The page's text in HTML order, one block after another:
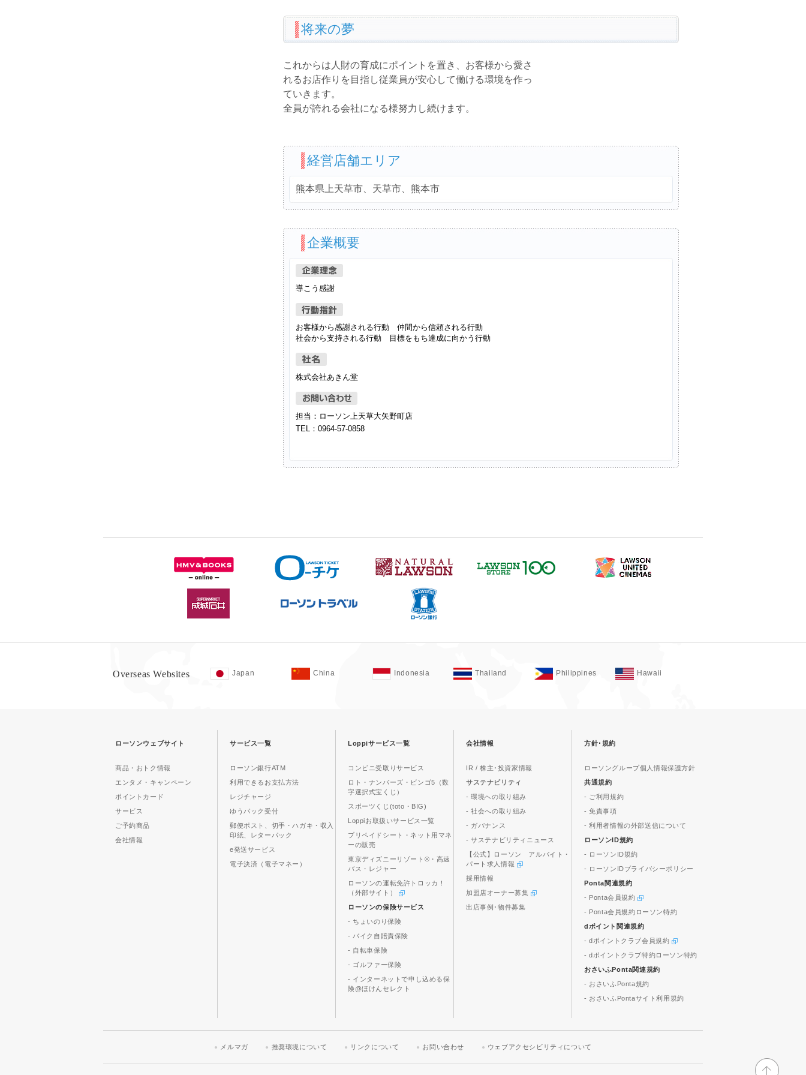
将来の夢
これからは人財の育成にポイントを置き、お客様から愛さ
れるお店作りを目指し従業員が安心して働ける環境を作っ
ていきます。
全員が誇れる会社になる様努力し続けます。
経営店舗エリア
熊本県上天草市、天草市、熊本市
企業概要
導こう感謝
お客様から感謝される行動 仲間から信頼される行動
社会から支持される行動 目標をもち達成に向かう行動
株式会社あきん堂
担当：ローソン上天草大矢野町店
TEL：0964-57-0858
Overseas Websites Japan China Indonesia Thailand Philippines Hawaii
ローソンウェブサイト
商品・おトク情報
エンタメ・キャンペーン
ポイントカード
サービス
ご予約商品
会社情報
サービス一覧
ローソン銀行ATM
利用できるお支払方法
レジチャージ
ゆうパック受付
郵便ポスト、切手・ハガキ・収入
印紙、レターパック
e発送サービス
電子決済（電子マネー）
Loppiサービス一覧
コンビニ受取りサービス
ロト・ナンバーズ・ビンゴ5（数
字選択式宝くじ）
スポーツくじ(toto・BIG)
Loppiお取扱いサービス一覧
プリペイドシート・ネット用マネ
ーの販売
東京ディズニーリゾート®・高速
バス・レジャー
ローソンの運転免許トロッカ！
（外部サイト）
ローソンの保険サービス
- ちょいのり保険
- バイク自賠責保険
- 自転車保険
- ゴルファー保険
- インターネットで申し込める保
険@ほけんセレクト
会社情報
IR / 株主･投資家情報
サステナビリティ
- 環境への取り組み
- 社会への取り組み
- ガバナンス
- サステナビリティニュース
【公式】ローソン アルバイト・
パート求人情報
採用情報
加盟店オーナー募集
出店事例･物件募集
方針･規約
ローソングループ個人情報保護方針
共通規約
- ご利用規約
- 免責事項
- 利用者情報の外部送信について
ローソンID規約
- ローソンID規約
- ローソンIDプライバシーポリシー
Ponta関連規約
- Ponta会員規約
- Ponta会員規約ローソン特約
dポイント関連規約
- dポイントクラブ会員規約
- dポイントクラブ特約ローソン特約
おさいふPonta関連規約
- おさいふPonta規約
- おさいふPontaサイト利用規約
メルマガ 推奨環境について リンクについて お問い合わせ ウェブアクセシビリティについて